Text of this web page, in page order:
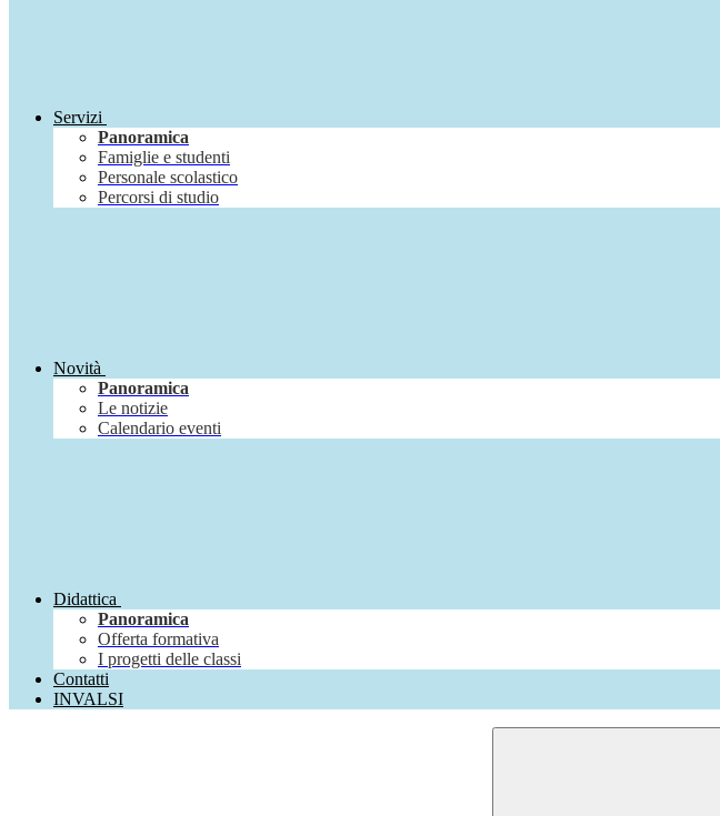
Servizi
Panoramica
Famiglie e studenti
Personale scolastico
Percorsi di studio
Novità
Panoramica
Le notizie
Calendario eventi
Didattica
Panoramica
Offerta formativa
I progetti delle classi
Contatti
INVALSI